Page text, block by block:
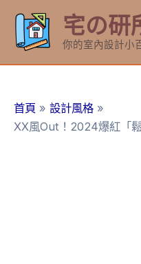
要
宅の研
你的室內設計小
首頁
設計風格
XX風Out！2024爆紅「